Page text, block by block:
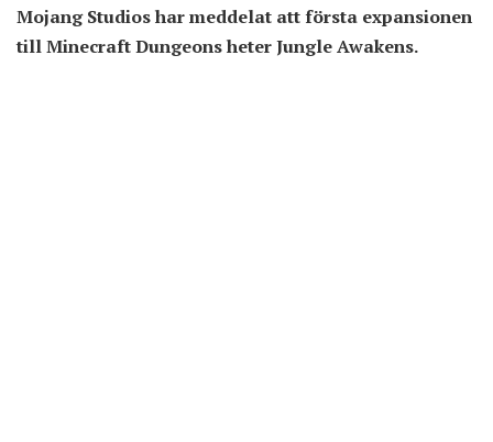
Mojang Studios har meddelat att första expansionen
till Minecraft Dungeons heter Jungle Awakens.